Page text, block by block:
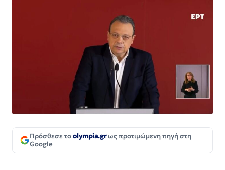
Πρόσθεσε τοolympia.grως προτιμώμενη πηγή στη
Google